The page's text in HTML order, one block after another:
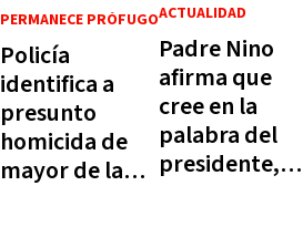
PERMANECE PRÓFUGO
Policía
identifica a
presunto
homicida de
mayor de la
ACTUALIDAD
Padre Nino
afirma que
cree en la
palabra del
presidente,